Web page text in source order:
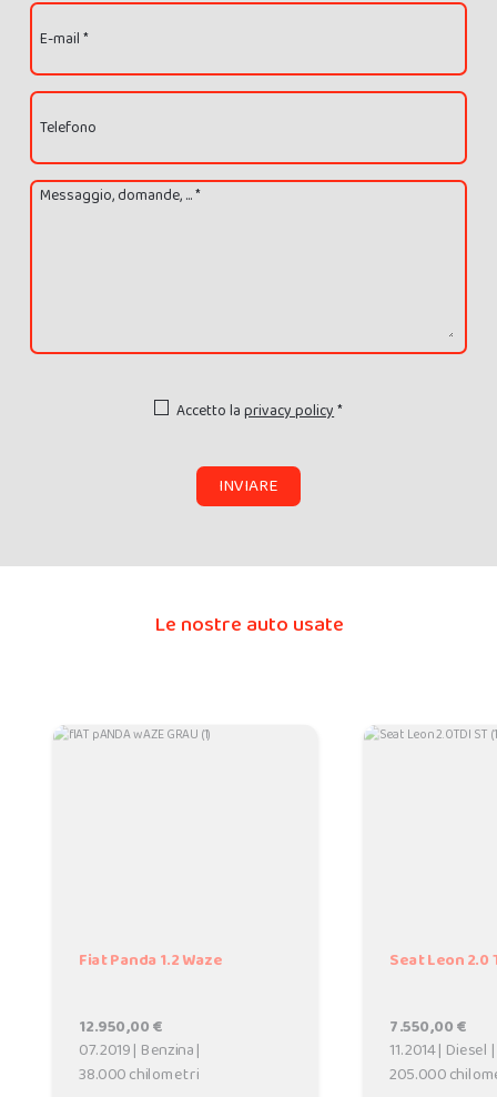
E-mail *
Telefono
Messaggio, domande, ... *
Accetto laprivacy policy*
INVIARE
Le nostre auto usate
Fiat Panda 1.2 Waze
12.950,00 €
07.2019 | Benzina |
38.000 chilometri
Seat Leon 2.0
7.550,00 €
11.2014 | Diesel |
205.000